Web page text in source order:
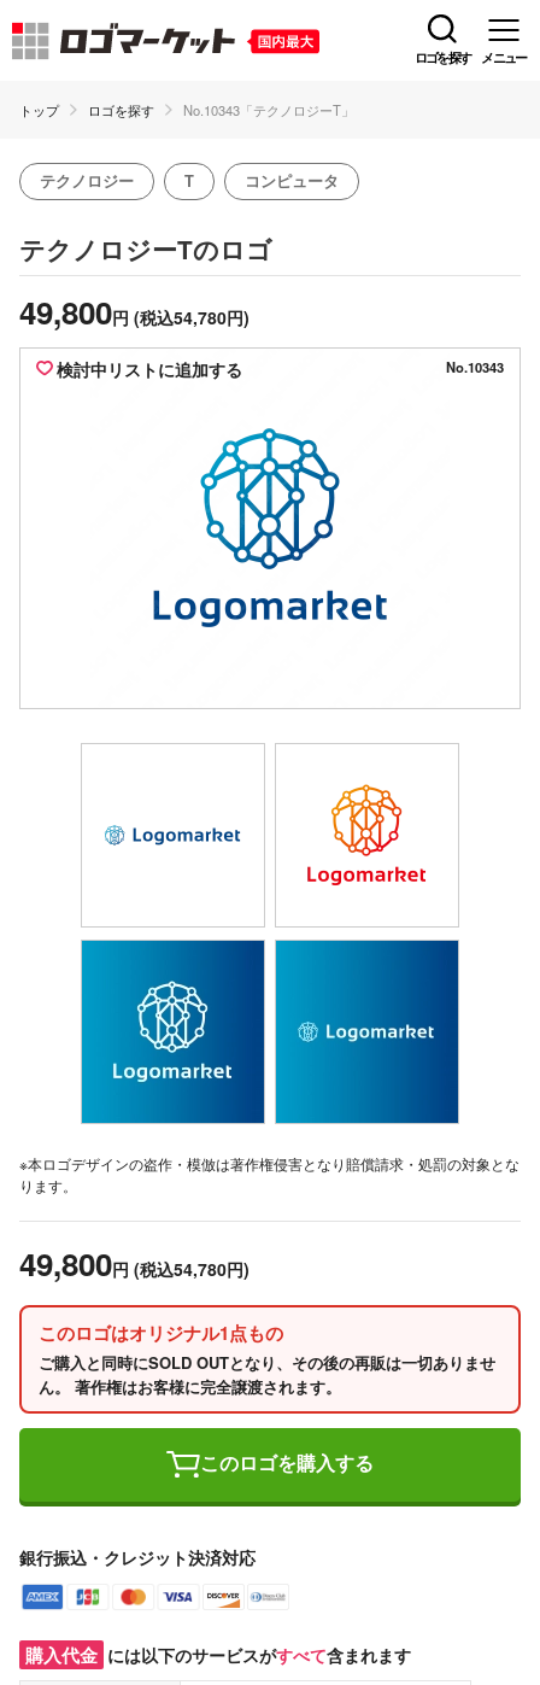
ロゴを探す メニュー
トップ ロゴを探す No.10343「テクノロジーT」
テクノロジー T コンピュータ
テクノロジーTのロゴ
49,800円 (税込54,780円)
検討中リストに追加する No.10343
※本ロゴデザインの盗作・模倣は著作権侵害となり賠償請求・処罰の対象とな
ります。
49,800円 (税込54,780円)
このロゴはオリジナル1点もの
ご購入と同時にSOLD OUTとなり、その後の再販は一切ありませ
ん。 著作権はお客様に完全譲渡されます。
このロゴを購入する
銀行振込・クレジット決済対応
購入代金 には以下のサービスがすべて含まれます